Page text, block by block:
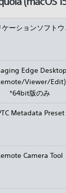
ケーションソフトウ
Edge Desktop
Viewer/Edit)
*64bit版のみ
Metadata Preset
Camera Tool